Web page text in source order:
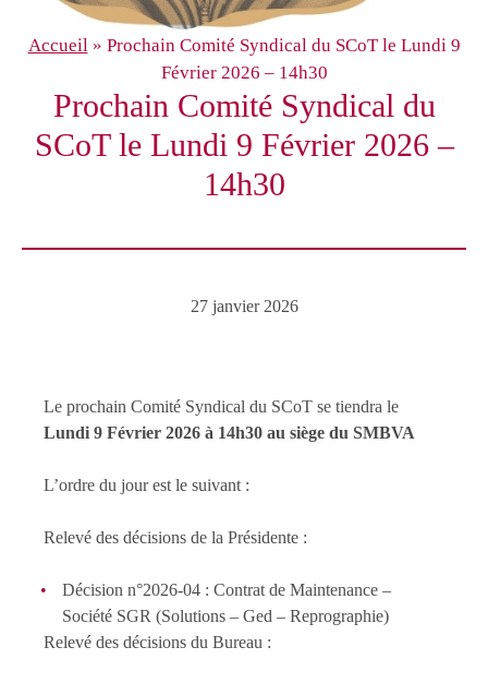
Accueil» Prochain Comité Syndical du SCoT le Lundi 9
Février 2026 – 14h30
Prochain Comité Syndical du
SCoT le Lundi 9 Février 2026 –
14h30
27 janvier 2026
Le prochain Comité Syndical du SCoT se tiendra le
Lundi 9 Février 2026 à 14h30 au siège du SMBVA
L’ordre du jour est le suivant :
Relevé des décisions de la Présidente :
Décision n°2026-04 : Contrat de Maintenance –
Société SGR (Solutions – Ged – Reprographie)
Relevé des décisions du Bureau :